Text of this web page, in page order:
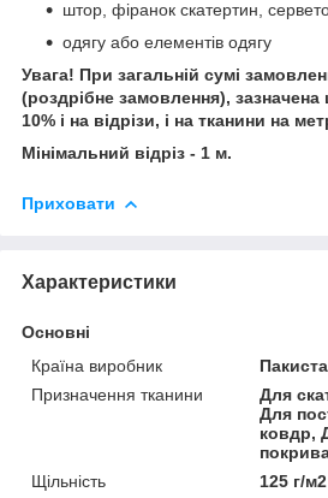
штор, фіранок скатертин,
одягу або елементів одягу
Увага! При загальній сумі
(роздрібне замовлення), зазначена
10% і на відрізи, і на тканини на
Мінімальний відріз - 1 м.
Приховати
Характеристики
Основні
Країна виробник
Призначення тканини
Для
Для
ковдр,
Щільність
125 г/м2